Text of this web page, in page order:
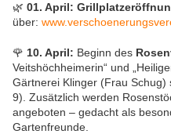
🌿 01. April:
über:
🌹 10. April: Beginn des
Veitshöchheimerin“ und
Gärtnerei Klinger (Frau Schug)
9). Zusätzlich werden
angeboten – gedacht als
Gartenfreunde.